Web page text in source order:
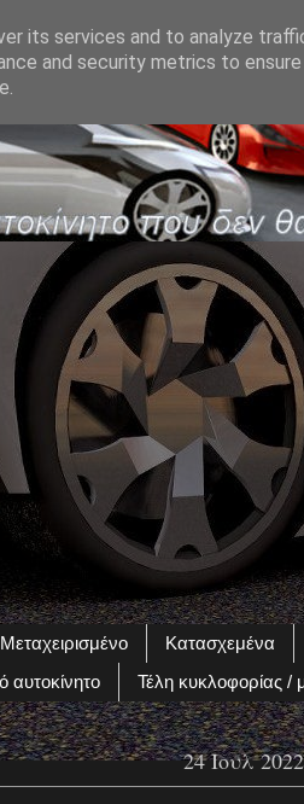
Μεταχειρισμένο Κατασχεμένα
αυτοκίνητο Τέλη κυκλοφορίας /
24 Ιουλ 2022
its services and to analyze
and security metrics to